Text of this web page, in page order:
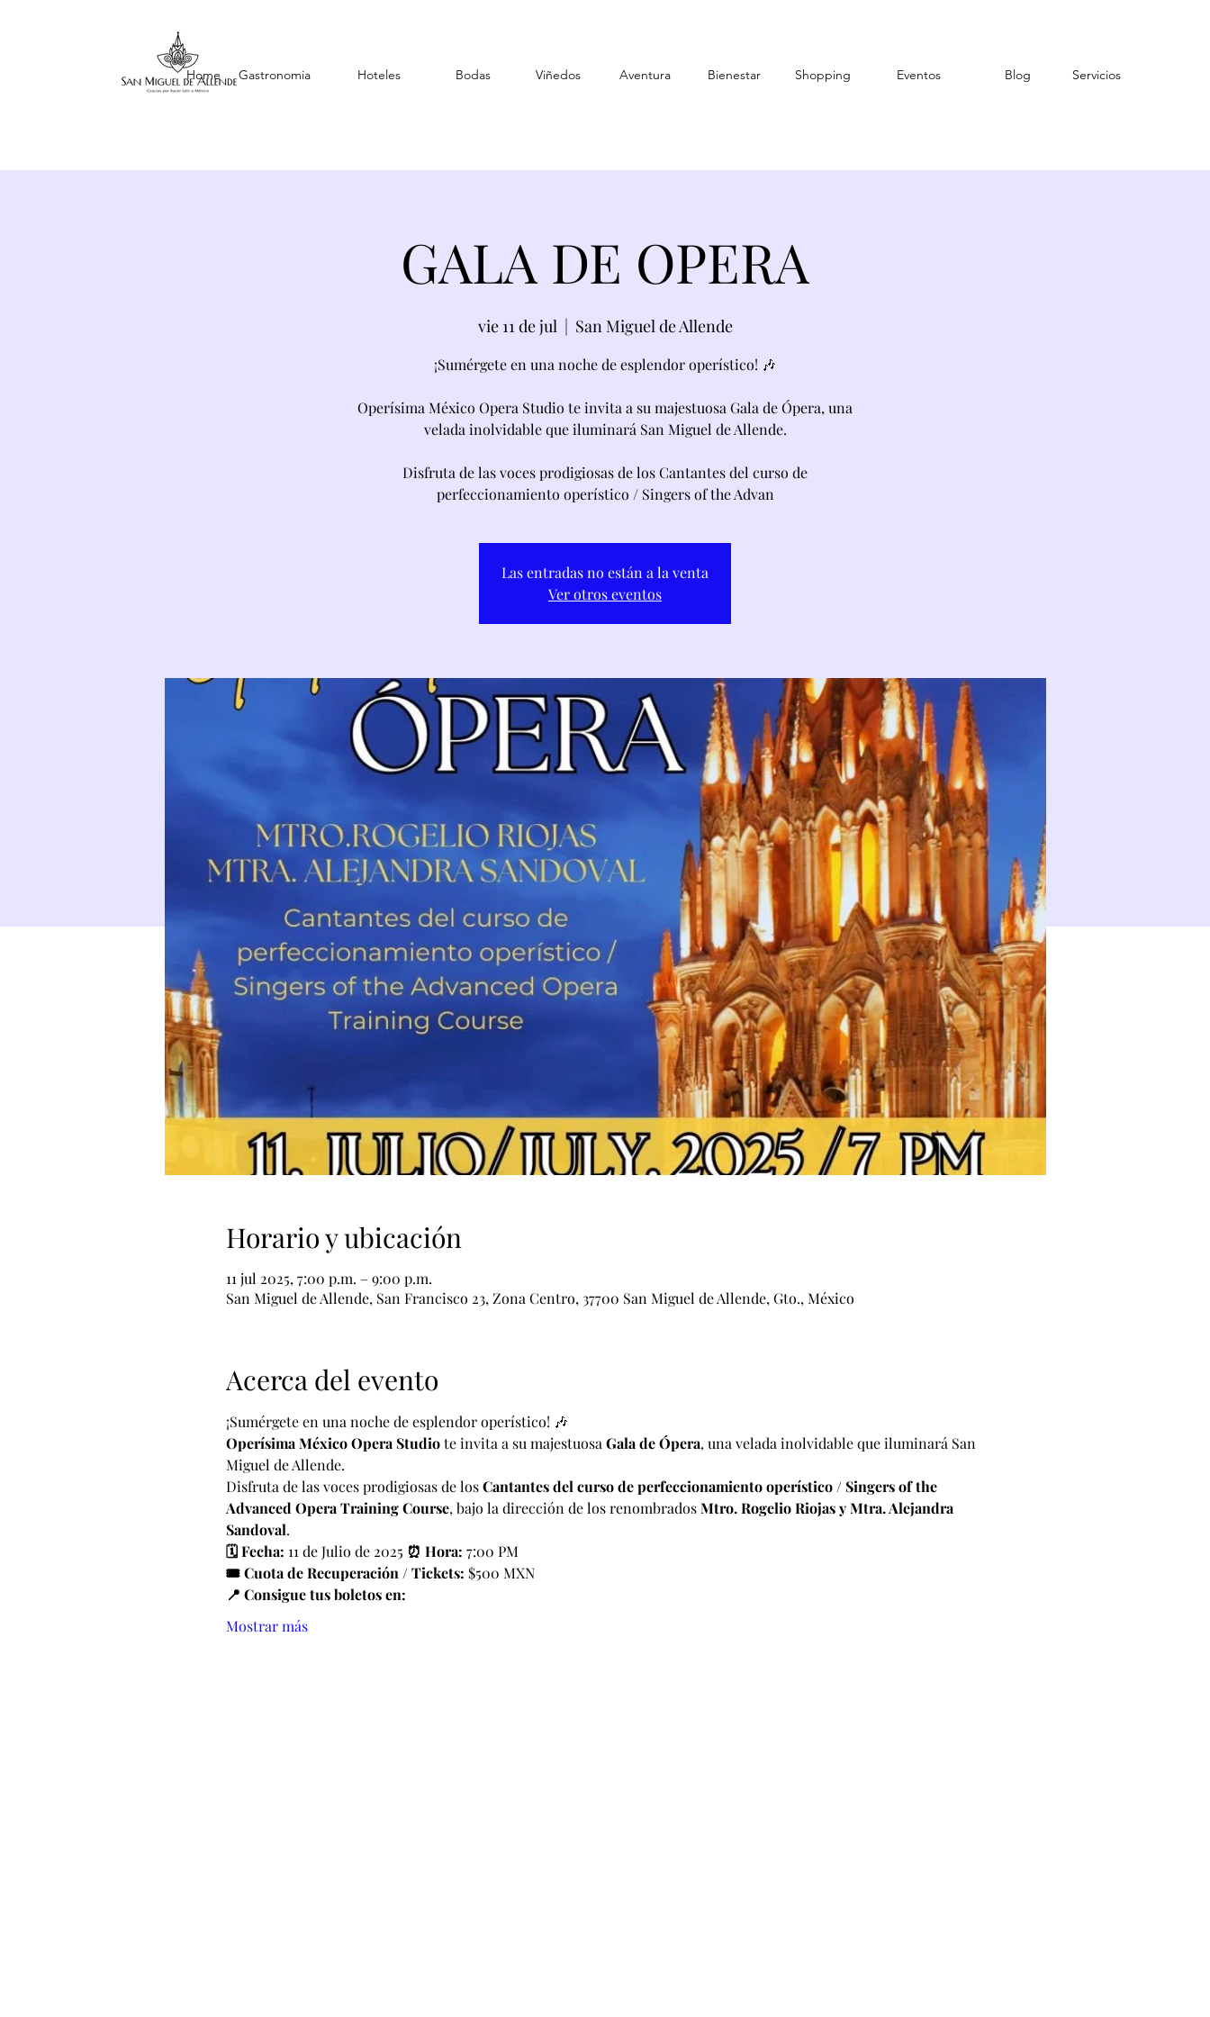
Home Gastronomia Hoteles Bodas Viñedos Aventura Bienestar Shopping Eventos Blog Servicios
GALA DE OPERA
vie 11 de jul
  |
San Miguel de Allende
¡Sumérgete en una noche de esplendor operístico! 🎶
Operísima México Opera Studio te invita a su majestuosa Gala de Ópera, una
velada inolvidable que iluminará San Miguel de Allende.
Disfruta de las voces prodigiosas de los Cantantes del curso de
perfeccionamiento operístico / Singers of the Advan
Las entradas no están a la venta
Ver otros eventos
Horario y ubicación
11 jul 2025, 7:00 p.m. – 9:00 p.m.
San Miguel de Allende, San Francisco 23, Zona Centro, 37700 San Miguel de Allende, Gto., México
Acerca del evento
¡Sumérgete en una noche de esplendor operístico! 🎶
Operísima México Opera Studio te invita a su majestuosa Gala de Ópera, una velada inolvidable que iluminará San
Miguel de Allende.
Disfruta de las voces prodigiosas de los Cantantes del curso de perfeccionamiento operístico / Singers of the
Advanced Opera Training Course, bajo la dirección de los renombrados Mtro. Rogelio Riojas y Mtra. Alejandra
Sandoval.
🗓️ Fecha: 11 de Julio de 2025 ⏰ Hora: 7:00 PM
🎟️ Cuota de Recuperación / Tickets: $500 MXN
📍 Consigue tus boletos en:
Mostrar más